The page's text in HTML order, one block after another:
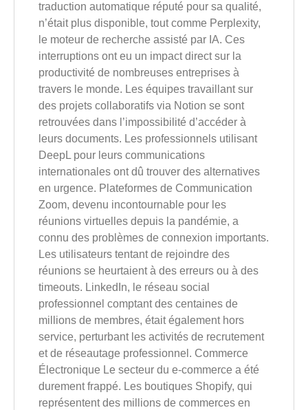
traduction automatique réputé pour sa qualité,
n’était plus disponible, tout comme Perplexity,
le moteur de recherche assisté par IA. Ces
interruptions ont eu un impact direct sur la
productivité de nombreuses entreprises à
travers le monde. Les équipes travaillant sur
des projets collaboratifs via Notion se sont
retrouvées dans l’impossibilité d’accéder à
leurs documents. Les professionnels utilisant
DeepL pour leurs communications
internationales ont dû trouver des alternatives
en urgence. Plateformes de Communication
Zoom, devenu incontournable pour les
réunions virtuelles depuis la pandémie, a
connu des problèmes de connexion importants.
Les utilisateurs tentant de rejoindre des
réunions se heurtaient à des erreurs ou à des
timeouts. LinkedIn, le réseau social
professionnel comptant des centaines de
millions de membres, était également hors
service, perturbant les activités de recrutement
et de réseautage professionnel. Commerce
Électronique Le secteur du e-commerce a été
durement frappé. Les boutiques Shopify, qui
représentent des millions de commerces en